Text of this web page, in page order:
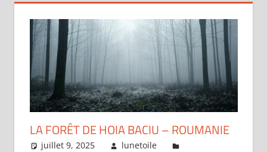
LA FORÊT DE HOIA BACIU – ROUMANIE
juillet 9, 2025
lunetoile